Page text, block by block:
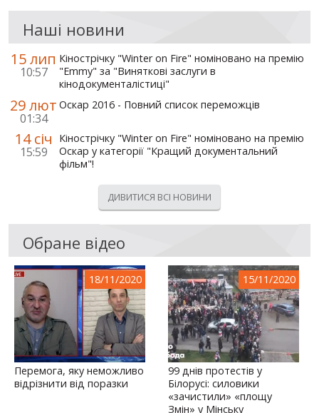
Наші новини
15 лип
10:57
Кінострічку "Winter on Fire" номіновано на премію
"Emmy" за "Виняткові заслуги в
кінодокументалістиці"
29 лют
01:34
Оскар 2016 - Повний список переможців
14 січ
15:59
Кінострічку "Winter on Fire" номіновано на премію
Оскар у категорії "Кращий документальний
фільм"!
ДИВИТИСЯ ВСІ НОВИНИ
Обране відео
18/11/2020
Перемога, яку неможливо
відрізнити від поразки
15/11/2020
99 днів протестів у
Білорусі: силовики
«зачистили» «площу
Змін» у Мінську